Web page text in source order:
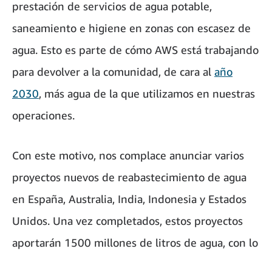
prestación de servicios de agua potable,
saneamiento e higiene en zonas con escasez de
agua. Esto es parte de cómo AWS está trabajando
para devolver a la comunidad, de cara al año
2030, más agua de la que utilizamos en nuestras
operaciones.
Con este motivo, nos complace anunciar varios
proyectos nuevos de reabastecimiento de agua
en España, Australia, India, Indonesia y Estados
Unidos. Una vez completados, estos proyectos
aportarán 1500 millones de litros de agua, con lo